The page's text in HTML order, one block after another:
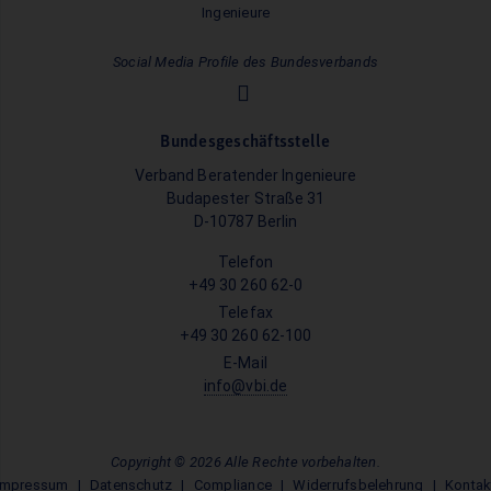
Social Media Profile des Bundesverbands
Bundesgeschäftsstelle
Verband Beratender Ingenieure
Budapester Straße 31
D-10787 Berlin
Telefon
+49 30 260 62-0
Telefax
+49 30 260 62-100
E-Mail
info@vbi.de
Copyright © 2026 Alle Rechte vorbehalten.
Datenschutz Compliance Widerrufsbelehrung